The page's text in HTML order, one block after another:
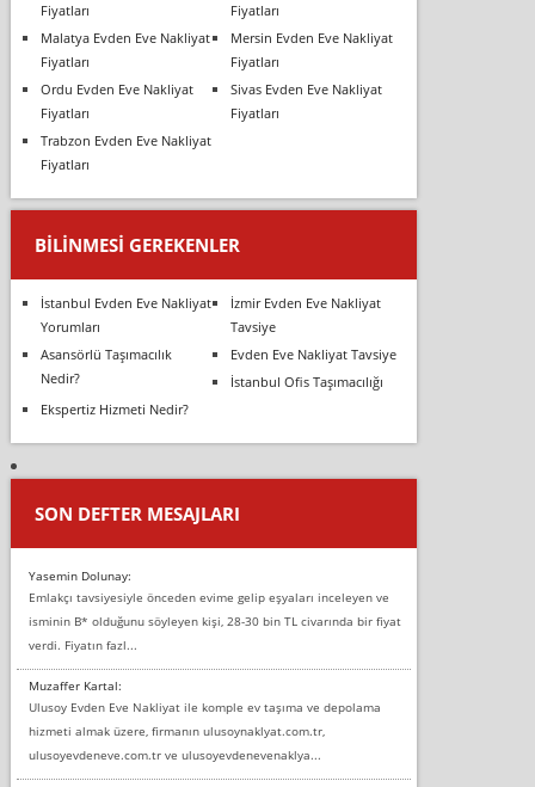
Fiyatları
Fiyatları
Malatya Evden Eve Nakliyat
Fiyatları
Mersin Evden Eve Nakliyat
Fiyatları
Ordu Evden Eve Nakliyat
Fiyatları
Sivas Evden Eve Nakliyat
Fiyatları
Trabzon Evden Eve Nakliyat
Fiyatları
BILINMESI GEREKENLER
İstanbul Evden Eve Nakliyat
Yorumları
İzmir Evden Eve Nakliyat
Tavsiye
Asansörlü Taşımacılık
Nedir?
Evden Eve Nakliyat Tavsiye
İstanbul Ofis Taşımacılığı
Ekspertiz Hizmeti Nedir?
SON DEFTER MESAJLARI
Yasemin Dolunay:
Emlakçı tavsiyesiyle önceden evime gelip eşyaları inceleyen ve
isminin B* olduğunu söyleyen kişi, 28-30 bin TL civarında bir fiyat
verdi. Fiyatın fazl...
Muzaffer Kartal:
Ulusoy Evden Eve Nakliyat ile komple ev taşıma ve depolama
hizmeti almak üzere, firmanın ulusoynaklyat.com.tr,
ulusoyevdeneve.com.tr ve ulusoyevdenevenaklya...